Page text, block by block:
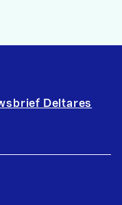
Deltares